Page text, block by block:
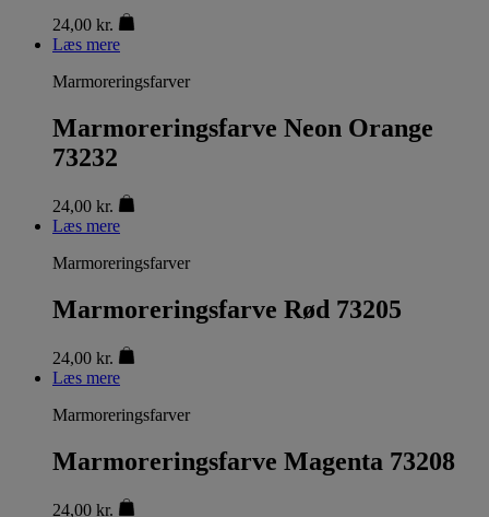
24,00 kr.
Læs mere
Marmoreringsfarver
Marmoreringsfarve Neon Orange
73232
24,00 kr.
Læs mere
Marmoreringsfarver
Marmoreringsfarve Rød 73205
24,00 kr.
Læs mere
Marmoreringsfarver
Marmoreringsfarve Magenta 73208
24,00 kr.